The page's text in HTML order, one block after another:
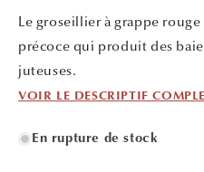
fenêtre
modale
Le groseillier à grappe
précoce qui produit des
juteuses.
VOIR LE DESCRIPTIF
En rupture de stock